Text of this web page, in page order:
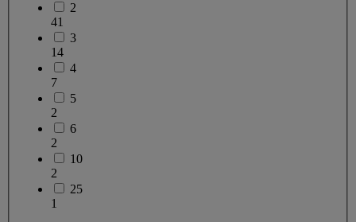
2
41
3
14
4
7
5
2
6
2
10
2
25
1